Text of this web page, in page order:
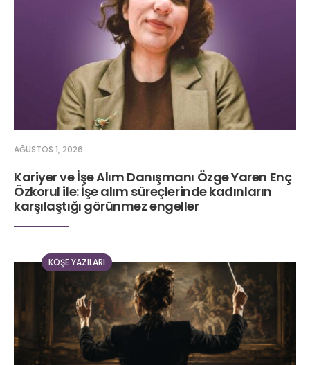
AĞUSTOS 1, 2026
Kariyer ve İşe Alım Danışmanı Özge Yaren Enç
Özkorul ile: İşe alım süreçlerinde kadınların
karşılaştığı görünmez engeller
KÖŞE YAZILARI